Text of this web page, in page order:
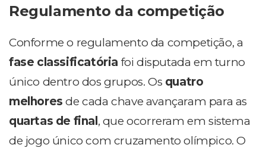
Regulamento da competição
Conforme o regulamento da competição, a
fase classificatória foi disputada em turno
único dentro dos grupos. Os quatro
melhores de cada chave avançaram para as
quartas de final , que ocorreram em sistema
de jogo único com cruzamento olímpico. O